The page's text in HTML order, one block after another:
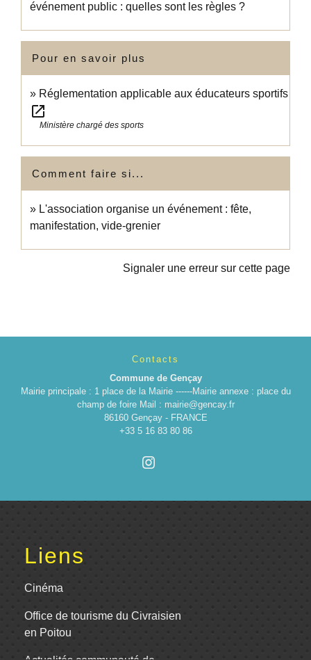
événement public : quelles sont les règles ?
Pour en savoir plus
Réglementation applicable aux éducateurs sportifs
open_in_new
Ministère chargé des sports
Comment faire si...
L'association organise un événement : fête,
manifestation, vide-grenier
Signaler une erreur sur cette page
Contacts
Commune de Gençay
Mairie principale : 1 place de la Mairie ------Mairie annexe : place du
champ de foire Mail : mairie@gencay.fr
86160 Gençay - FRANCE
+33 5 16 83 80 86
Liens
Cinéma
Office de tourisme du Civraisien
en Poitou